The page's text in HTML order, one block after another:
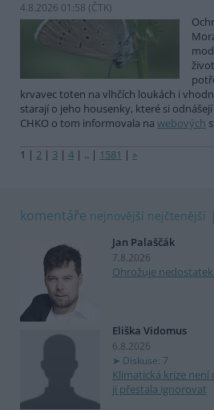
4.8.2026 01:58 (ČTK)
krvavec toten na vlhčích loukách i
starají o jeho housenky, které si
CHKO o tom informovala na webových
1 | 2 | 3 | 4 | .. | 1581 | »
komentáře nejnovější nejčtenější
Jan Palaščák
7.8.2026
Ohrožuje
Eliška Vidomus
6.8.2026
Diskuse: 7
Klimatická krize není
ji přestala ignorovat